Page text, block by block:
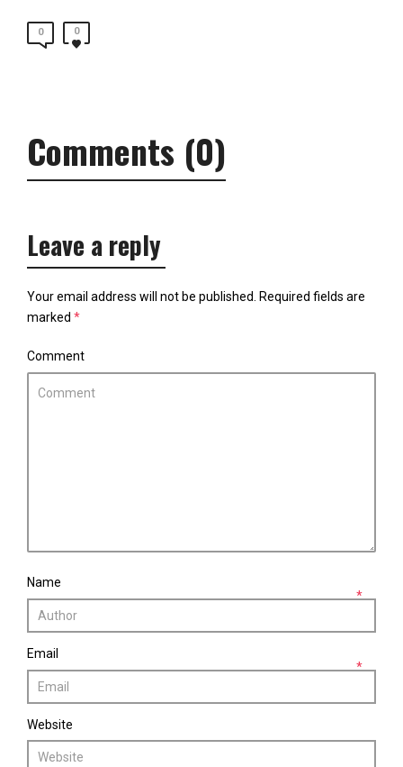
0 0
Comments (0)
Leave a reply
Your email address will not be published.
Required fields are
marked *
Comment
Name
*
Email
*
Website